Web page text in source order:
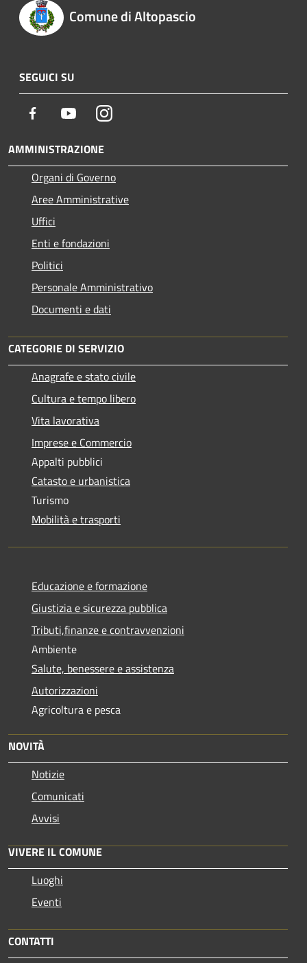
Comune di Altopascio
SEGUICI SU
Facebook YoutubeInstagram
AMMINISTRAZIONE
Organi di Governo
Aree Amministrative
Uffici
Enti e fondazioni
Politici
Personale Amministrativo
Documenti e dati
CATEGORIE DI SERVIZIO
Anagrafe e stato civile
Cultura e tempo libero
Vita lavorativa
Imprese e Commercio
Appalti pubblici
Catasto e urbanistica
Turismo
Mobilità e trasporti
Educazione e formazione
Giustizia e sicurezza pubblica
Tributi,finanze e contravvenzioni
Ambiente
Salute, benessere e assistenza
Autorizzazioni
Agricoltura e pesca
NOVITÀ
Notizie
Comunicati
Avvisi
VIVERE IL COMUNE
Luoghi
Eventi
CONTATTI